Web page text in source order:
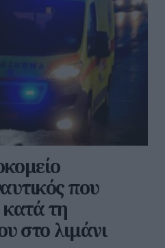
που
τη
στο λιμάνι